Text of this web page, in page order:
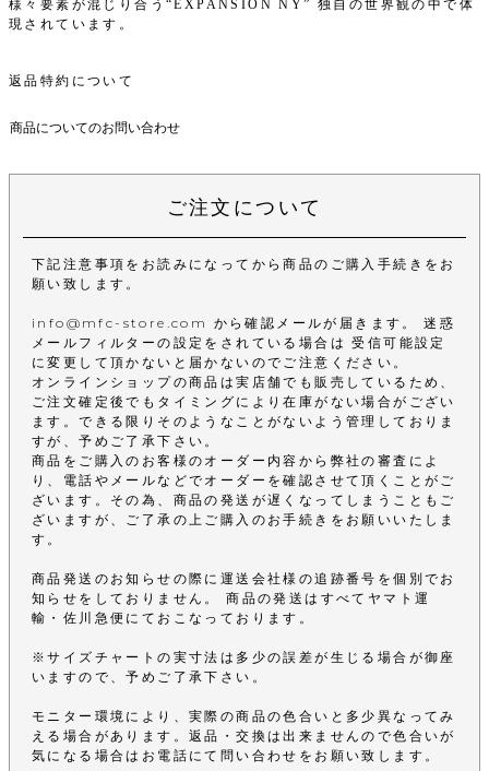
様々要素が混じり合う“EXPANSION NY” 独自の世界観の中で体
現されています。
返品特約について
商品についてのお問い合わせ
ご注文について
下記注意事項をお読みになってから商品のご購入手続きをお
願い致します。
info@mfc-store.com から確認メールが届きます。 迷惑
メールフィルターの設定をされている場合は 受信可能設定
に変更して頂かないと届かないのでご注意ください。
オンラインショップの商品は実店舗でも販売しているため、
ご注文確定後でもタイミングにより在庫がない場合がござい
ます。できる限りそのようなことがないよう管理しておりま
すが、予めご了承下さい。
商品をご購入のお客様のオーダー内容から弊社の審査によ
り、電話やメールなどでオーダーを確認させて頂くことがご
ざいます。その為、商品の発送が遅くなってしまうこともご
ざいますが、ご了承の上ご購入のお手続きをお願いいたしま
す。
商品発送のお知らせの際に運送会社様の追跡番号を個別でお
知らせをしておりません。 商品の発送はすべてヤマト運
輸・佐川急便にておこなっております。
※サイズチャートの実寸法は多少の誤差が生じる場合が御座
いますので、予めご了承下さい。
モニター環境により、実際の商品の色合いと多少異なってみ
える場合があります。返品・交換は出来ませんので色合いが
気になる場合はお電話にて問い合わせをお願い致します。